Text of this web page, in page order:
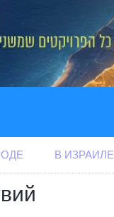
В ИЗРАИЛЕ